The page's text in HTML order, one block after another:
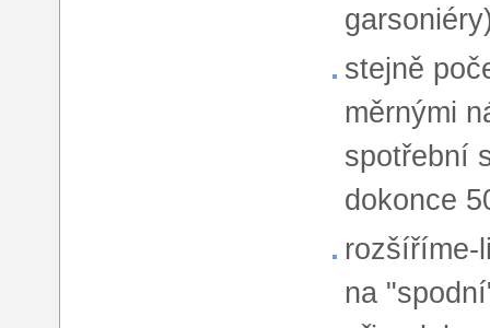
stejně
měrnými
spotřební
dokonce
rozšíříme-
na